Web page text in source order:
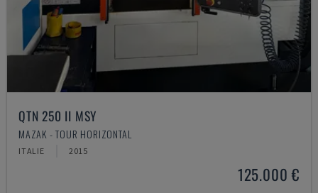
QTN 250 II MSY
MAZAK - TOUR HORIZONTAL
ITALIE 2015
125.000 €